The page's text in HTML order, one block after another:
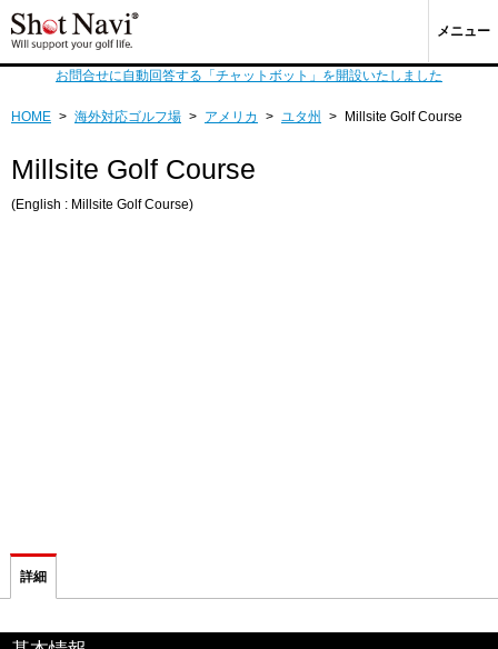
メニュー
お問合せに自動回答する「チャットボット」を開設いたしました
HOME > 海外対応ゴルフ場 > アメリカ > ユタ州 > Millsite Golf Course
Millsite Golf Course
(English : Millsite Golf Course)
詳細